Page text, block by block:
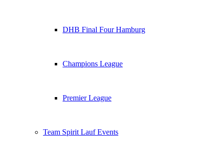
DHB Final Four Hamburg
Champions League
Premier League
Team Spirit Lauf Events